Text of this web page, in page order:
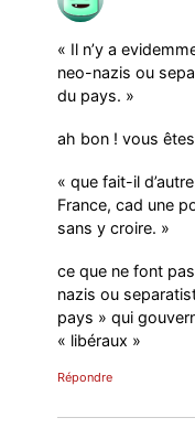
« Il n’y a
neo-nazis ou
du pays. »
ah bon ! vous
« que fait-il
France, cad une
sans y croire. »
ce que ne font
nazis ou
pays » qui
« libéraux »
Répondre